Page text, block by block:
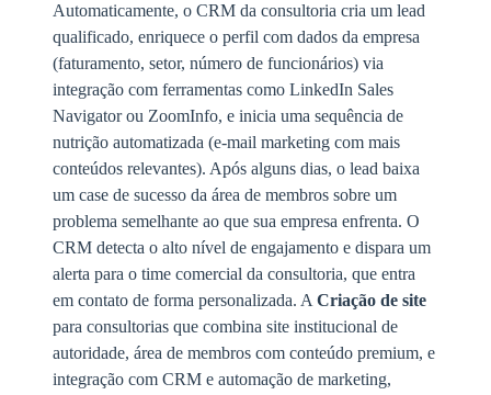
Automaticamente, o CRM da consultoria cria um lead
qualificado, enriquece o perfil com dados da empresa
(faturamento, setor, número de funcionários) via
integração com ferramentas como LinkedIn Sales
Navigator ou ZoomInfo, e inicia uma sequência de
nutrição automatizada (e-mail marketing com mais
conteúdos relevantes). Após alguns dias, o lead baixa
um case de sucesso da área de membros sobre um
problema semelhante ao que sua empresa enfrenta. O
CRM detecta o alto nível de engajamento e dispara um
alerta para o time comercial da consultoria, que entra
em contato de forma personalizada. A Criação de site
para consultorias que combina site institucional de
autoridade, área de membros com conteúdo premium, e
integração com CRM e automação de marketing,